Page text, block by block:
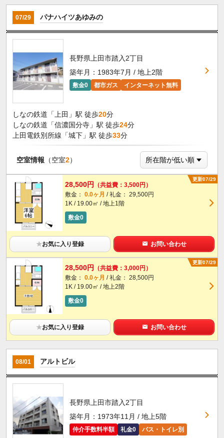
07/29 パナハイツあゆみの
長野県上田市踏入2丁目
築年月：1983年7月 / 地上2階
敷金0 都市ガス インターネット無料
しなの鉄道「上田」駅 徒歩20分
しなの鉄道「信濃国分寺」駅 徒歩24分
上田電鉄別所線「城下」駅 徒歩33分
空室情報 （空室2）
更新07/29
28,500円
（共益費：3,500円）
敷金： 0.0ヶ月 / 礼金： 29,500円
1K / 19.00㎡ / 地上1階
敷金0
★お気に入り登録 お問い合わせ
更新07/29
28,500円
（共益費：3,000円）
敷金： 0.0ヶ月 / 礼金： 28,500円
1K / 19.00㎡ / 地上2階
敷金0
★お気に入り登録 お問い合わせ
08/01 アルトビル
長野県上田市踏入2丁目
築年月：1973年11月 / 地上5階
仲介手数料半額 礼金0 バス・トイレ別